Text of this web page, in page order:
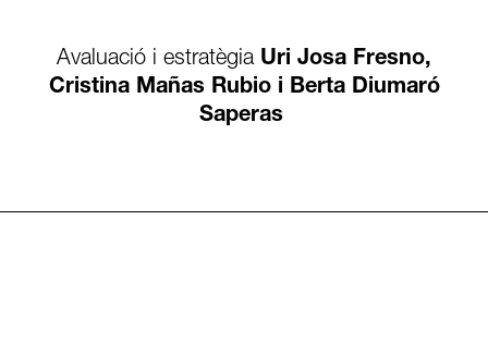
Avaluació i estratègia Uri Josa Fresno,
Cristina Mañas Rubio i Berta Diumaró
Saperas